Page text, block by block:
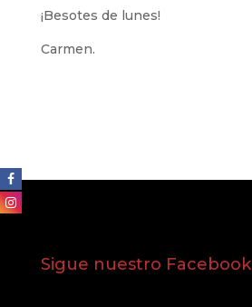
¡Besotes de lunes!
Carmen.
Sigue nuestro Facebook